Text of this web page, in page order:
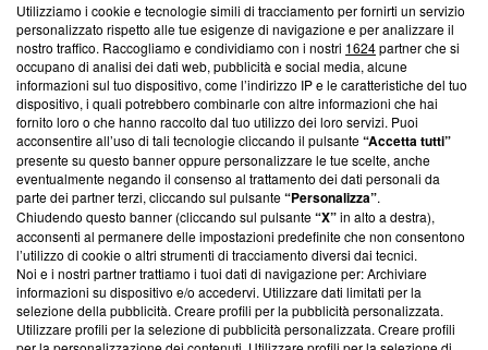
Questa sezione offre informazioni trasparenti su Blasting
News, sui nostri processi editoriali e su come ci impegniamo a
creare news di qualità. Inoltre, afferma la nostra aderenza a
‘Trust Project - News with Integrity’Blasting News non è
ancora membro del programma, ma ha richiesto di farne
parte; Trust Project non ha ancora effettuato una verifica di
conformità agli standard.
Su di noi
Team editoriale
Corporate
Redazione
Utilizziamo i cookie e tecnologie simili di tracciamento per fornirti un servizio
personalizzato rispetto alle tue esigenze di navigazione e per analizzare il
nostro traffico. Raccogliamo e condividiamo con i nostri 1624partner che si
occupano di analisi dei dati web, pubblicità e social media, alcune
informazioni sul tuo dispositivo, come l’indirizzo IP e le caratteristiche del tuo
dispositivo, i quali potrebbero combinarle con altre informazioni che hai
fornito loro o che hanno raccolto dal tuo utilizzo dei loro servizi. Puoi
acconsentire all’uso di tali tecnologie cliccando il pulsante“Accetta tutti”
presente su questo banner oppure personalizzare le tue scelte, anche
eventualmente negando il consenso al trattamento dei dati personali da
parte dei partner terzi, cliccando sul pulsante“Personalizza”.
Chiudendo questo banner (cliccando sul pulsante“X”in alto a destra),
acconsenti al permanere delle impostazioni predefinite che non consentono
l’utilizzo di cookie o altri strumenti di tracciamento diversi dai tecnici.
Noi e i nostri partner trattiamo i tuoi dati di navigazione per: Archiviare
informazioni su dispositivo e/o accedervi. Utilizzare dati limitati per la
selezione della pubblicità. Creare profili per la pubblicità personalizzata.
Utilizzare profili per la selezione di pubblicità personalizzata. Creare profili